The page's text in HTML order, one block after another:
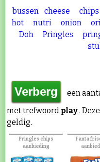
bussen
cheese chips
hot
nutri onion
Doh
Pringles
een
met trefwoord play.
geldig.
Pringles chips
aanbieding
Fanta